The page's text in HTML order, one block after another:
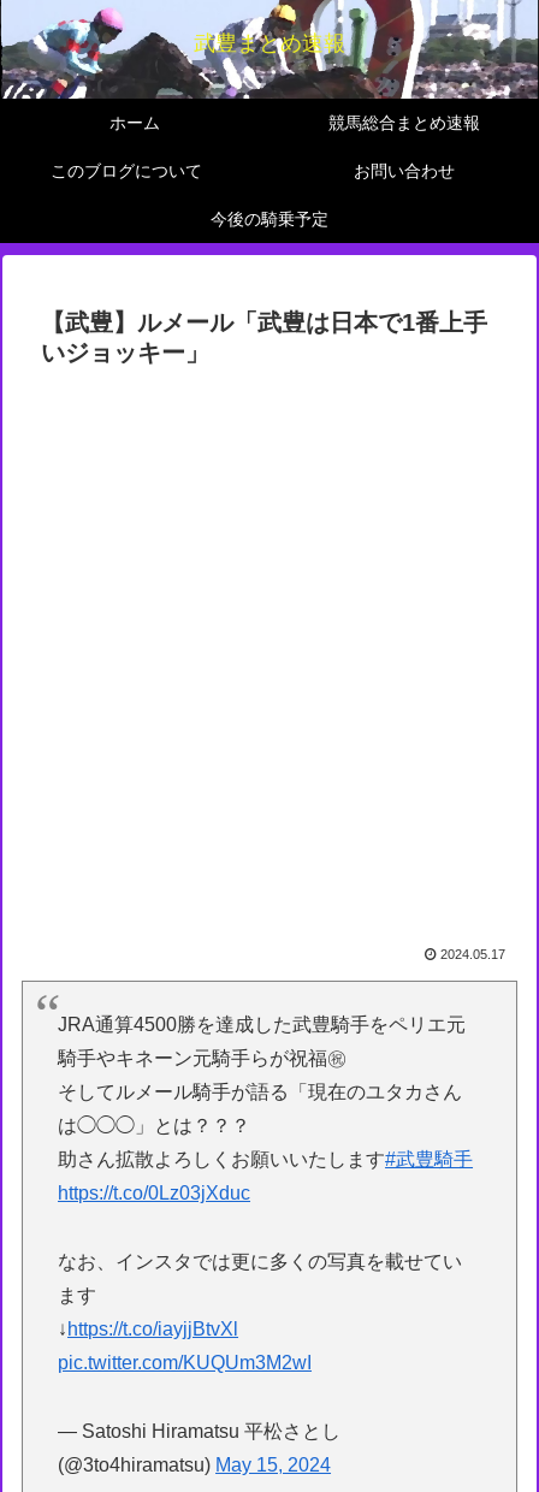
武豊まとめ速報
ホーム 競馬総合まとめ速報
このブログについて お問い合わせ
今後の騎乗予定
【武豊】ルメール「武豊は日本で1番上手
いジョッキー」
2024.05.17
JRA通算4500勝を達成した武豊騎手をペリエ元
騎手やキネーン元騎手らが祝福㊗️
そしてルメール騎手が語る「現在のユタカさん
は◯◯◯」とは？？？
助さん拡散よろしくお願いいたします#武豊騎手
https://t.co/0Lz03jXduc
なお、インスタでは更に多くの写真を載せてい
ます
↓ https://t.co/iayjjBtvXl
pic.twitter.com/KUQUm3M2wI
— Satoshi Hiramatsu 平松さとし
(@3to4hiramatsu) May 15, 2024